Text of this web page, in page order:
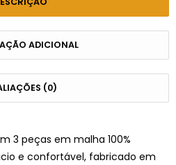
ADICIONAL
(0)
3 peças em malha 100%
e confortável, fabricado em